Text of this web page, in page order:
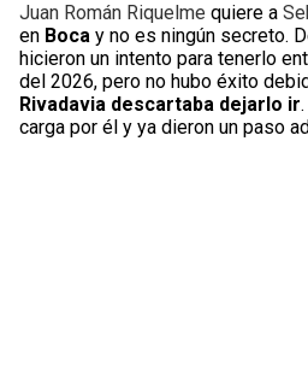
Juan Román Riquelme quiere a
en Boca y no es ningún secreto.
hicieron un intento para tenerlo
del 2026, pero no hubo éxito
Rivadavia descartaba dejarlo ir
carga por él y ya dieron un paso